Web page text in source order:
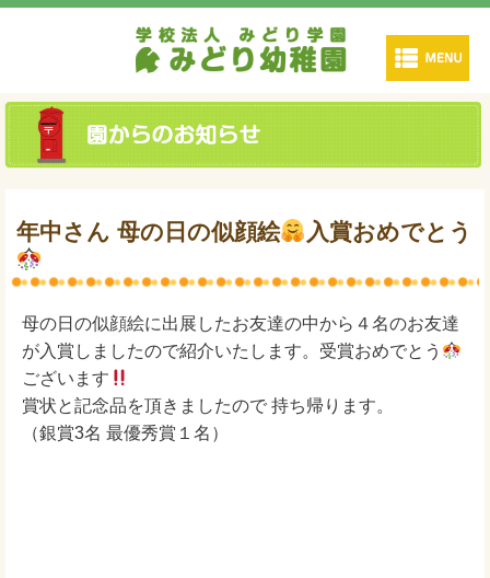
年中さん 母の日の似顔絵 入賞おめでとう
母の日の似顔絵に出展したお友達の中から４名のお友達
が入賞しましたので紹介いたします。受賞おめでとう
ございます
賞状と記念品を頂きましたので 持ち帰ります。
（銀賞3名 最優秀賞１名）